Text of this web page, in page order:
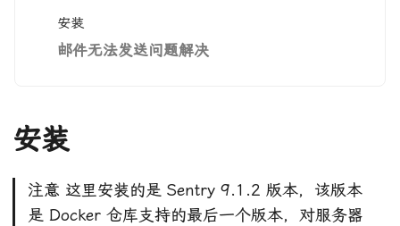
安装
邮件无法发送问题解决
安装
注意 这里安装的是 Sentry 9.1.2 版本，该版本
是 Docker 仓库支持的最后一个版本，对服务器